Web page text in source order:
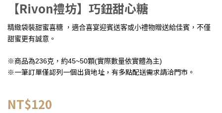
【Rivon禮坊】巧鈕甜心糖
精緻袋裝甜蜜喜糖 ，適合喜宴迎賓送客或小禮物贈送給佳賓，不僅
甜蜜更有誠意。
※商品為236克，約45~50顆(實際數量依實體為主)
※一筆訂單僅認列一個出貨地址，有多點配送需求請洽門市。
NT$120